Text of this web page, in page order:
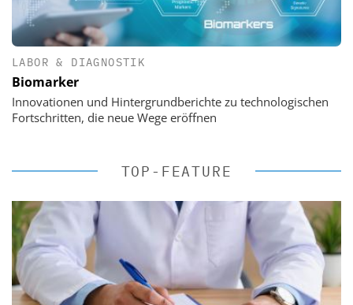
LABOR & DIAGNOSTIK
Biomarker
Innovationen und Hintergrundberichte zu technologischen
Fortschritten, die neue Wege eröffnen
TOP-FEATURE